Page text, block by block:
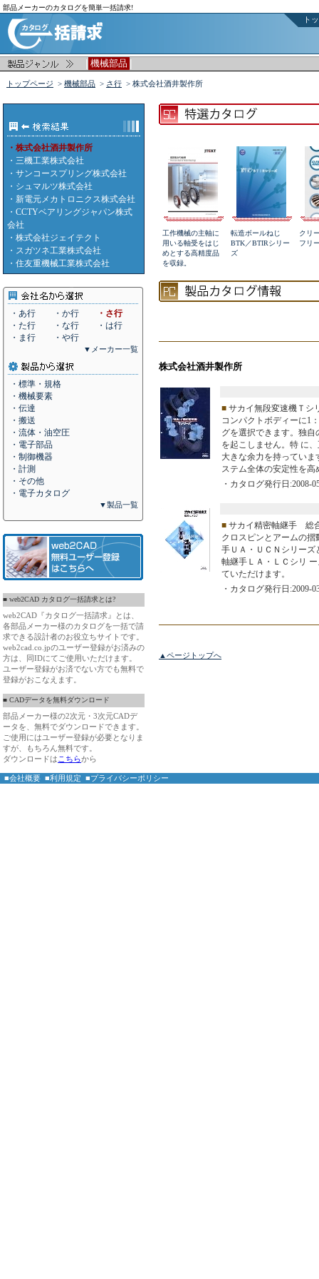
部品メーカーのカタログを簡単一括請求!
ト
| 機械部品 |
トップページ > 機械部品 > さ行 > 株式会社酒井製作所
・株式会社酒井製作所
・ 三機工業株式会社
・ サンコースプリング株式会社
・ シュマルツ株式会社
・ 新電元メカトロニクス株式会社
・ CCTYベアリングジャパン株式
会社
・ 株式会社ジェイテクト
・ スガツネ工業株式会社
・ 住友重機械工業株式会社
・あ行 ・か行
・さ行
・た行
・な行
・は行
・ま行
・や行
▼メーカー一覧
・標準・規格
・機械要素
・伝達
・搬送
・流体・油空圧
・電子部品
・制御機器
・計測
・その他
・電子カタログ
▼製品一覧
■ web2CAD カタログ一括請求とは?
web2CAD『カタログ一括請求』とは、
各部品メーカー様のカタログを一括で請
求できる設計者のお役立ちサイトです。
web2cad.co.jpのユーザー登録がお済みの
方は、同IDにてご使用いただけます。
ユーザー登録がお済でない方でも無料で
登録がおこなえます。
■ CADデータを無料ダウンロード
部品メーカー様の2次元・3次元CADデ
ータを、無料でダウンロードできます。
ご使用にはユーザー登録が必要となりま
すが、もちろん無料です。
ダウンロードは こちらから
工作機械の主軸に
用いる軸受をはじ
めとする高精度品
を収録。
転造ボールねじ
BTK／BTIRシリー
ズ
クリ
フリ
株式会社酒井製作所
■ サカイ無段変速機Ｔシ
コンパクトボディーに1
グを選択できます。独
を起こしません。特 に
大きな余力を持ってい
ステム全体の安定性を
・カタログ発行日:2008-
■ サカイ精密軸継手 総
クロスピンとアームの
手ＵＡ・ＵＣＮシリー
軸継手ＬＡ・ＬＣシリ
ていただけます。
・カタログ発行日:2009-
▲ページトップへ
■会社概要 ■利用規定 ■プライバシーポリシー